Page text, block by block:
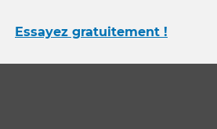
Essayez gratuitement !